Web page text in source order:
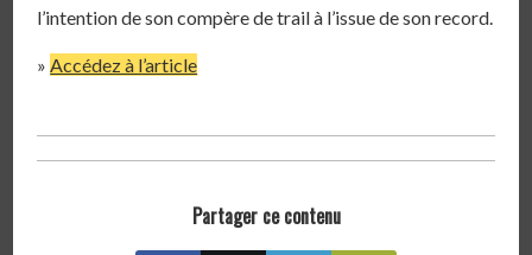
l’intention de son compère de trail à l’issue de son record.
»Accédez à l’article
Partager ce contenu